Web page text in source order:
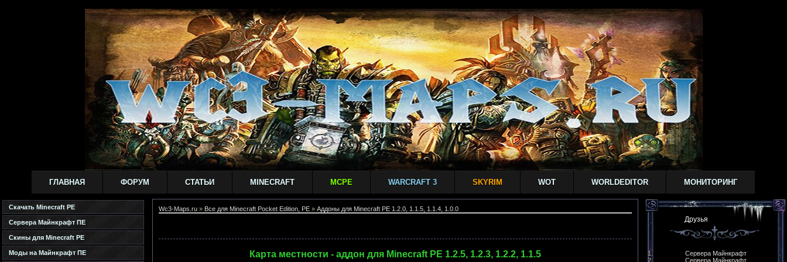
ГЛАВНАЯ ФОРУМ СТАТЬИ MINECRAFT MCPE WARCRAFT 3 SKYRIM WOT WORLDEDITOR МОНИТОРИНГ
Скачать Minecraft PE
Сервера Майнкрафт ПЕ
Скины для Minecraft PE
Моды на Майнкрафт ПЕ
Wc3-Maps.ru » Все для Minecraft Pocket Edition, PE » Аддоны для Minecraft PE 1.2.0, 1.1.5, 1.1.4, 1.0.0
Карта местности - аддон для Minecraft PE 1.2.5, 1.2.3, 1.2.2, 1.1.5
Друзья
Сервера Майнкрафт
Сервера Майнкрафт